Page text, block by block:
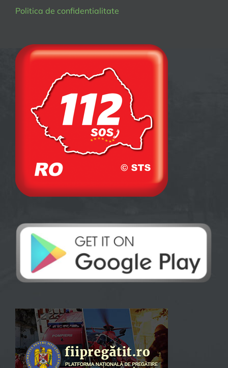
Politica de confidentialitate